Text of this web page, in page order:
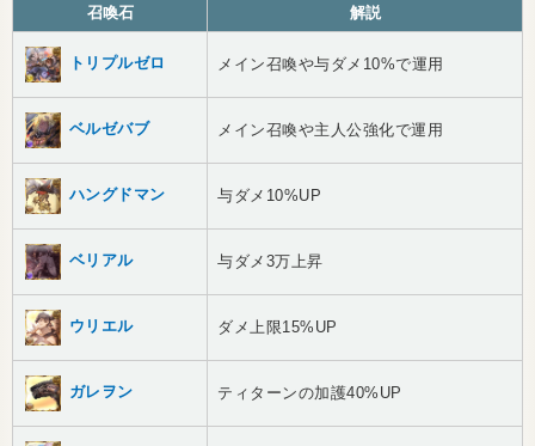
召喚石 解説
トリプルゼロ メイン召喚や与ダメ10%で運用
ベルゼバブ メイン召喚や主人公強化で運用
ハングドマン 与ダメ10%UP
ベリアル 与ダメ3万上昇
ウリエル ダメ上限15%UP
ガレヲン ティターンの加護40%UP